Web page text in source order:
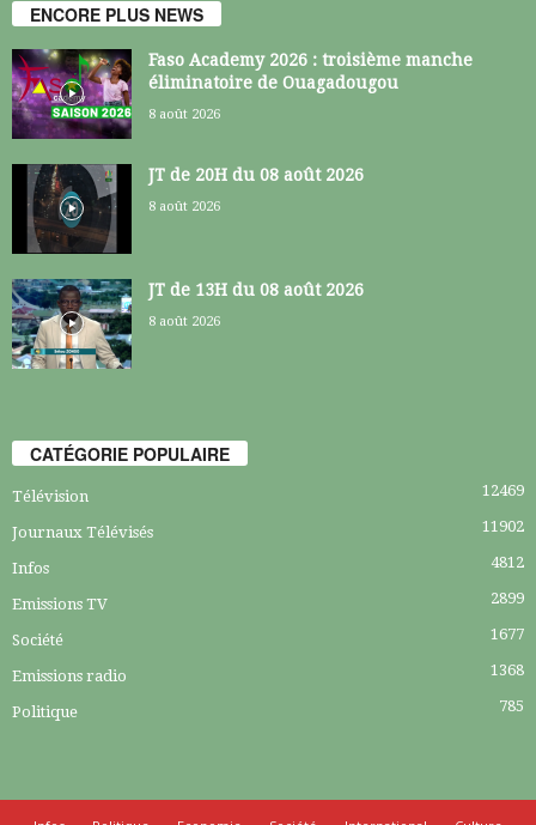
ENCORE PLUS NEWS
Faso Academy 2026 : troisième manche
éliminatoire de Ouagadougou
8 août 2026
JT de 20H du 08 août 2026
8 août 2026
JT de 13H du 08 août 2026
8 août 2026
CATÉGORIE POPULAIRE
Télévision 12469
Journaux Télévisés 11902
Infos 4812
Emissions TV 2899
Société 1677
Emissions radio 1368
Politique 785